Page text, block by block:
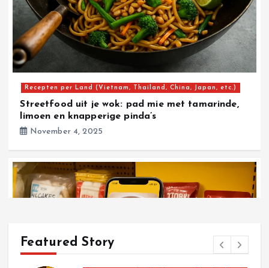
Recepten per Land (Vietnam, Thailand, China, Japan, etc.)
Streetfood uit je wok: pad mie met tamarinde,
limoen en knapperige pinda’s
November 4, 2025
Featured Story